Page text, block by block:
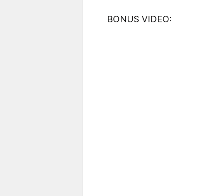
BONUS VIDEO: